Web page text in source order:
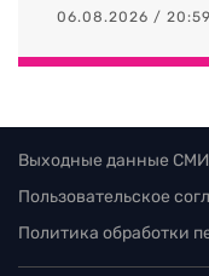
06.08.2026 / 20:59
Выходные данные СМИ
Пользовательское
Политика обработки